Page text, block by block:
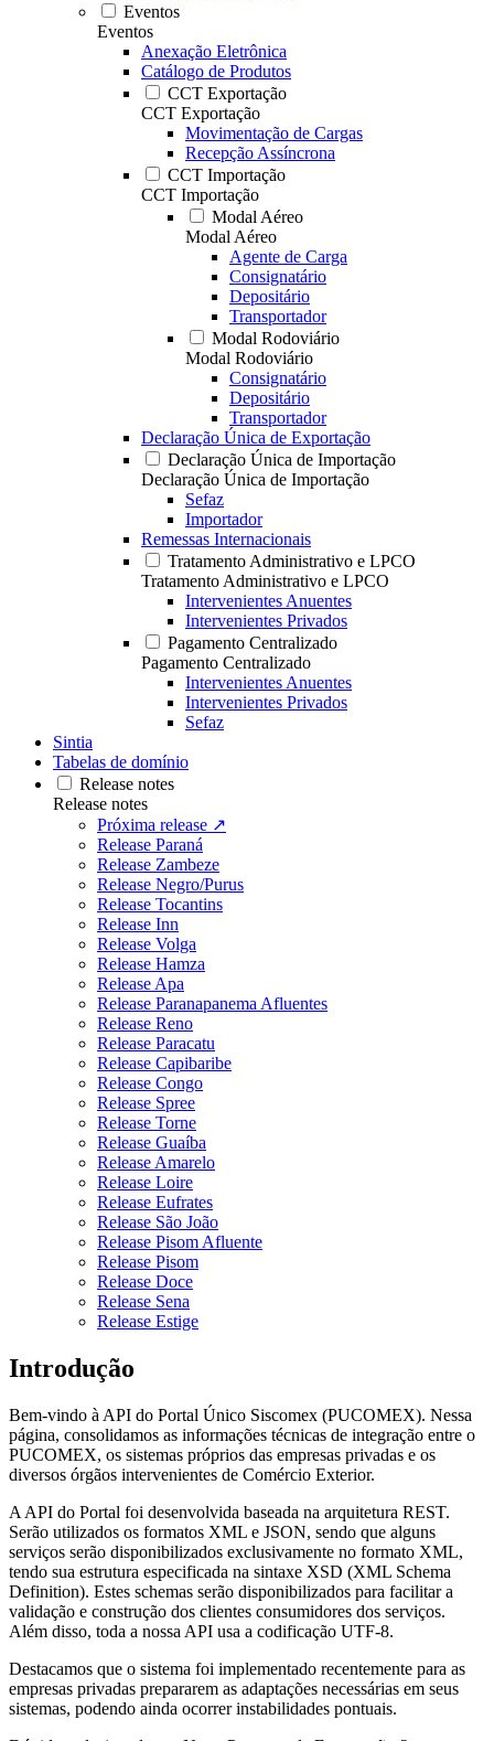
Eventos
Eventos
Anexação Eletrônica
Catálogo de Produtos
CCT Exportação
CCT Exportação
Movimentação de Cargas
Recepção Assíncrona
CCT Importação
CCT Importação
Modal Aéreo
Modal Aéreo
Agente de Carga
Consignatário
Depositário
Transportador
Modal Rodoviário
Modal Rodoviário
Consignatário
Depositário
Transportador
Declaração Única de Exportação
Declaração Única de Importação
Declaração Única de Importação
Sefaz
Importador
Remessas Internacionais
Tratamento Administrativo e LPCO
Tratamento Administrativo e LPCO
Intervenientes Anuentes
Intervenientes Privados
Pagamento Centralizado
Pagamento Centralizado
Intervenientes Anuentes
Intervenientes Privados
Sefaz
Sintia
Tabelas de domínio
Release notes
Release notes
Próxima release ↗
Release Paraná
Release Zambeze
Release Negro/Purus
Release Tocantins
Release Inn
Release Volga
Release Hamza
Release Apa
Release Paranapanema Afluentes
Release Reno
Release Paracatu
Release Capibaribe
Release Congo
Release Spree
Release Torne
Release Guaíba
Release Amarelo
Release Loire
Release Eufrates
Release São João
Release Pisom Afluente
Release Pisom
Release Doce
Release Sena
Release Estige
Introdução
Bem-vindo à API do Portal Único Siscomex (PUCOMEX). Nessa
página, consolidamos as informações técnicas de integração entre o
PUCOMEX, os sistemas próprios das empresas privadas e os
diversos órgãos intervenientes de Comércio Exterior.
A API do Portal foi desenvolvida baseada na arquitetura REST.
Serão utilizados os formatos XML e JSON, sendo que alguns
serviços serão disponibilizados exclusivamente no formato XML,
tendo sua estrutura especificada na sintaxe XSD (XML Schema
Definition). Estes schemas serão disponibilizados para facilitar a
validação e construção dos clientes consumidores dos serviços.
Além disso, toda a nossa API usa a codificação UTF-8.
Destacamos que o sistema foi implementado recentemente para as
empresas privadas prepararem as adaptações necessárias em seus
sistemas, podendo ainda ocorrer instabilidades pontuais.